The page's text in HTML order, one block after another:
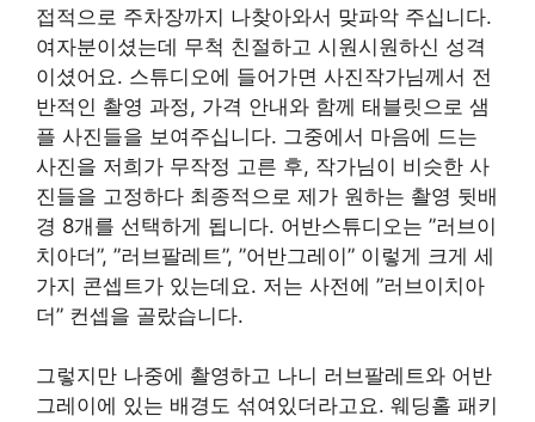
접적으로 주차장까지 나찾아와서 맞파악 주십니다.
여자분이셨는데 무척 친절하고 시원시원하신 성격
이셨어요. 스튜디오에 들어가면 사진작가님께서 전
반적인 촬영 과정, 가격 안내와 함께 태블릿으로 샘
플 사진들을 보여주십니다. 그중에서 마음에 드는
사진을 저희가 무작정 고른 후, 작가님이 비슷한 사
진들을 고정하다 최종적으로 제가 원하는 촬영 뒷배
경 8개를 선택하게 됩니다. 어반스튜디오는 ”러브이
치아더”, ”러브팔레트”, ”어반그레이” 이렇게 크게 세
가지 콘셉트가 있는데요. 저는 사전에 ”러브이치아
더” 컨셉을 골랐습니다.
그렇지만 나중에 촬영하고 나니 러브팔레트와 어반
그레이에 있는 배경도 섞여있더라고요. 웨딩홀 패키